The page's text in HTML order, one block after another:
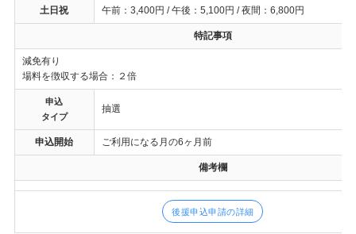
土日祝 午前：3,400円 / 午後：5,100円 / 夜間：6,800円
特記事項
減免有り
場料を徴収する場合：２倍
申込
タイプ
抽選
申込開始 ご利用になる月の6ヶ月前
備考欄
後援申込申請の詳細